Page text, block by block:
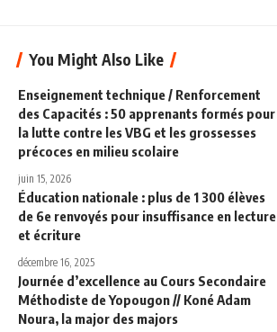
You Might Also Like
Enseignement technique / Renforcement
des Capacités : 50 apprenants formés pour
la lutte contre les VBG et les grossesses
précoces en milieu scolaire
juin 15, 2026
Éducation nationale : plus de 1 300 élèves
de 6e renvoyés pour insuffisance en lecture
et écriture
décembre 16, 2025
Journée d’excellence au Cours Secondaire
Méthodiste de Yopougon // Koné Adam
Noura, la major des majors